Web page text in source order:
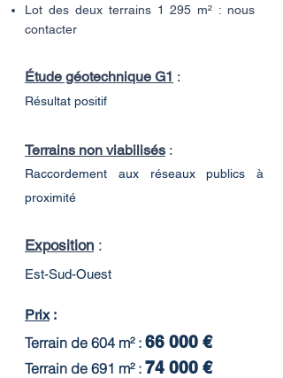
Lot des deux terrains 1 295 m² : nous
contacter
Étude géotechnique G1 :
Résultat positif
Terrains non viabilisés :
Raccordement aux réseaux publics à
proximité
Exposition :
Est-Sud-Ouest
Prix:
Terrain de 604 m² : 66 000 €
Terrain de 691 m² : 74 000 €